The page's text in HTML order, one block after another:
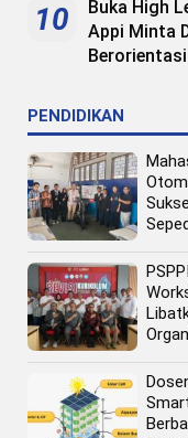
10
Buka High
Appi Minta
PENDIDIKAN